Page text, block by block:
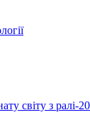
світу з ралі-